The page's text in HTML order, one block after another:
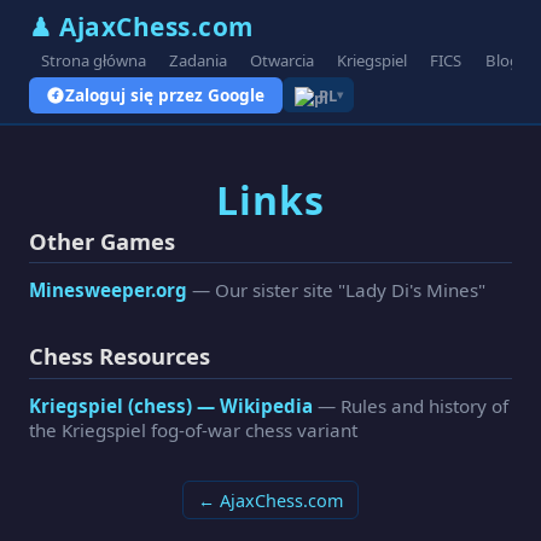
♟ AjaxChess.com
Strona główna Zadania Otwarcia Kriegspiel FICS Blog
Zaloguj się przez Google PL▾
Links
Other Games
Minesweeper.org — Our sister site "Lady Di's Mines"
Chess Resources
Kriegspiel (chess) — Wikipedia — Rules and history of
the Kriegspiel fog-of-war chess variant
← AjaxChess.com